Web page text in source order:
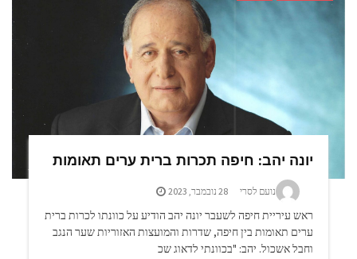
יונה יהב: חיפה תכרות ברית ערים תאומות
נועם לסרי 28 נובמבר, 2023
ראש עיריית חיפה לשעבר יונה יהב הודיע על כוונתו לכרות ברית
ערים תאומות בין חיפה, שדרות והמועצות האזוריות שער הנגב
וחבל אשכול. יהב: "בכוונתי לדאוג שכ